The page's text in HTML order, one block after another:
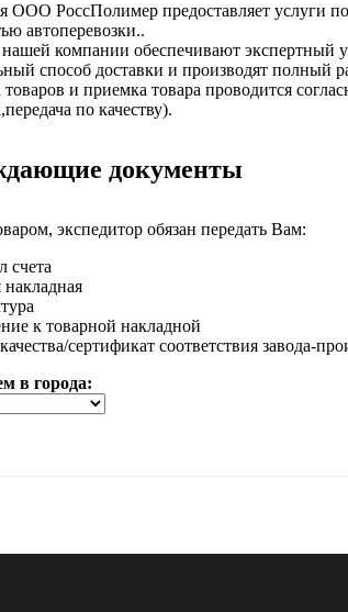
ООО РоссПолимер предоставляет услуги
автоперевозки..
компании обеспечивают экспертный
способ доставки и производят полный
товаров и приемка товара проводится
по качеству).
документы
экспедитор обязан передать Вам:
счета
накладная
к товарной накладной
сертификат соответствия завода-
в города: